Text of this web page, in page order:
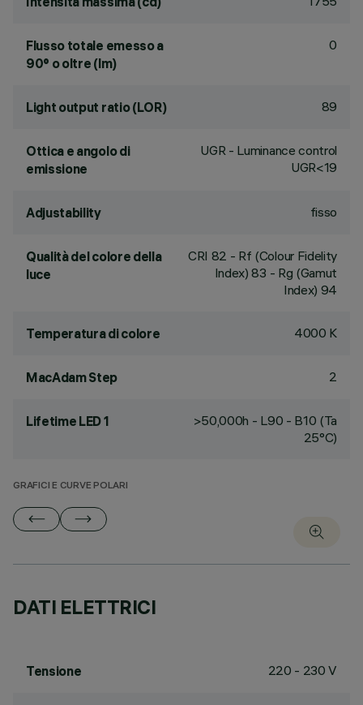
Flusso totale emesso a
90° o oltre (lm)
0
Light output ratio (LOR) 89
Ottica e angolo di
emissione
UGR - Luminance control
UGR<19
Adjustability fisso
Qualità del colore della
luce
CRI 82 - Rf (Colour Fidelity
Index) 83 - Rg (Gamut
Index) 94
Temperatura di colore 4000 K
MacAdam Step 2
Lifetime LED 1
>50,000h - L90 - B10 (Ta
25°C)
GRAFICI E CURVE POLARI
DATI ELETTRICI
Tensione 220 - 230 V